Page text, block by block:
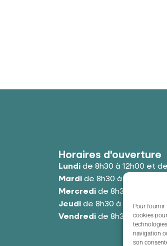
Pour fournir
cookies
navigation
son
Horaires d'ouverture
Lundide 8h30 à 12h00 et de
Mardide 8h30 à 12h00 et de
Mercredide 8h30 à 12h00
Jeudide 8h30 à 12h00 et
Vendredide 8h30 à 12h00